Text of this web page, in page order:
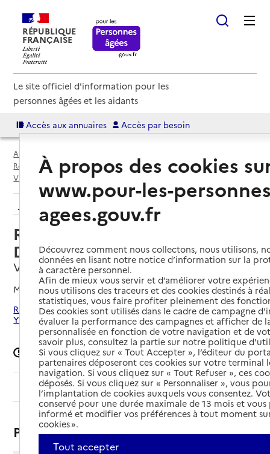
RÉPUBLIQUE
FRANÇAISE
Le site officiel d'information pour les
personnes âgées et les aidants
Accès aux annuaires Accès par besoin
Accueil
Résidences autonomie par département
Essonne (91)
Villebon-sur-Yvette
Résidence autonomie Alphonse Daudet
Retour aux résultats de l'annuaire
Résidence autonomie Alphonse
Daudet
Villebon-sur-Yvette, ESSONNE
Mis à jour le08/09/2024
Rechercher les établissements autour de Villebon-sur-
Yvette
Signaler une erreur
Sommaire
Présentation
À propos des cookies
www.pour-les-
agees.gouv.fr
Découvrez comment nous collectons, nous utilisons,
données en lisant notre notice d’information sur la
à caractère personnel.
Afin de mieux vous servir et d’améliorer votre
nous utilisons des traceurs et des cookies destinés à
statistiques, vous faire profiter pleinement des
Des cookies sont utilisés dans le cadre de campagne
évaluer la performance des campagnes et afficher de
personnalisée en fonction de votre navigation et de
savoir plus, consultez la partie sur notre politique
Si vous cliquez sur « Tout Accepter », l’éditeur du
partenaires déposeront ces cookies sur votre terminal
navigation. Si vous cliquez sur « Tout Refuser », ces
déposés. Si vous cliquez sur « Personnaliser », vous
l’implantation de cookies auxquels vous consentez.
conservé pour une durée maximale de 13 mois et
informé et modifier vos préférences à tout moment
cookies ».
Tout accepter